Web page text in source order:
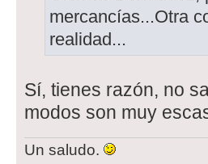
mercancías...Otra
realidad...
Sí, tienes razón, no
modos son muy
Un saludo.